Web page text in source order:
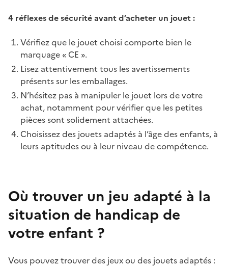
4 réflexes de sécurité avant d’acheter un jouet :
Vérifiez que le jouet choisi comporte bien le
marquage « CE ».
Lisez attentivement tous les avertissements
présents sur les emballages.
N’hésitez pas à manipuler le jouet lors de votre
achat, notamment pour vérifier que les petites
pièces sont solidement attachées.
Choisissez des jouets adaptés à l’âge des enfants, à
leurs aptitudes ou à leur niveau de compétence.
Où trouver un jeu adapté à la
situation de handicap de
votre enfant ?
Vous pouvez trouver des jeux ou des jouets adaptés :